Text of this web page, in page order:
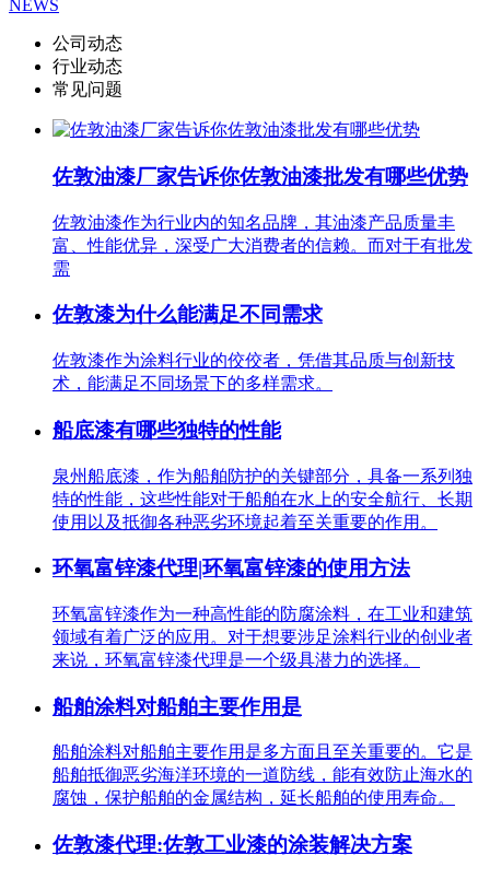
NEWS
公司动态
行业动态
常见问题
佐敦油漆厂家告诉你佐敦油漆批发有哪些优势
佐敦油漆作为行业内的知名品牌，其油漆产品质量丰
富、性能优异，深受广大消费者的信赖。而对于有批发
需
佐敦漆为什么能满足不同需求
佐敦漆作为涂料行业的佼佼者，凭借其品质与创新技
术，能满足不同场景下的多样需求。
船底漆有哪些独特的性能
泉州船底漆，作为船舶防护的关键部分，具备一系列独
特的性能，这些性能对于船舶在水上的安全航行、长期
使用以及抵御各种恶劣环境起着至关重要的作用。
环氧富锌漆代理|环氧富锌漆的使用方法
环氧富锌漆作为一种高性能的防腐涂料，在工业和建筑
领域有着广泛的应用。对于想要涉足涂料行业的创业者
来说，环氧富锌漆代理是一个级具潜力的选择。
船舶涂料对船舶主要作用是
船舶涂料对船舶主要作用是多方面且至关重要的。它是
船舶抵御恶劣海洋环境的一道防线，能有效防止海水的
腐蚀，保护船舶的金属结构，延长船舶的使用寿命。
佐敦漆代理:佐敦工业漆的涂装解决方案